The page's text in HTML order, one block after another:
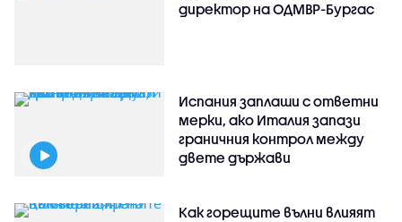
директор на ОДМВР-Бургас
Испания заплаши с ответни
мерки, ако Италия запази
граничния контрол между
двете държави
Как горещите вълни влияят